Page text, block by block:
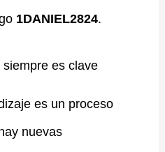
1DANIEL2824.
es clave
es un proceso
nuevas